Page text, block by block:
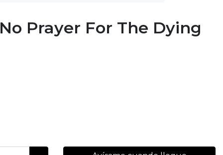
Prayer For The Dying